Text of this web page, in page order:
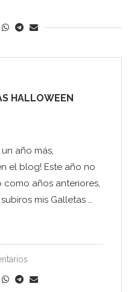
HALLOWEEN
año más,
el blog! Este año no
años anteriores,
mis Galletas …